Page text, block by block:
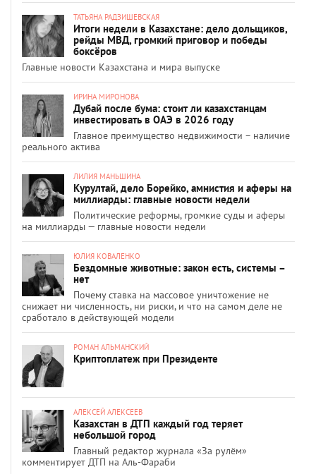
ТАТЬЯНА РАДЗИШЕВСКАЯ
Итоги недели в Казахстане: дело дольщиков,
рейды МВД, громкий приговор и победы
боксёров
Главные новости Казахстана и мира выпуске
ИРИНА МИРОНОВА
Дубай после бума: стоит ли казахстанцам
инвестировать в ОАЭ в 2026 году
Главное преимущество недвижимости – наличие
реального актива
ЛИЛИЯ МАНЬШИНА
Курултай, дело Борейко, амнистия и аферы на
миллиарды: главные новости недели
Политические реформы, громкие суды и аферы
на миллиарды — главные новости недели
ЮЛИЯ КОВАЛЕНКО
Бездомные животные: закон есть, системы –
нет
Почему ставка на массовое уничтожение не
снижает ни численность, ни риски, и что на самом деле не
сработало в действующей модели
РОМАН АЛЬМАНСКИЙ
Криптоплатеж при Президенте
АЛЕКСЕЙ АЛЕКСЕЕВ
Казахстан в ДТП каждый год теряет
небольшой город
Главный редактор журнала «За рулём»
комментирует ДТП на Аль-Фараби